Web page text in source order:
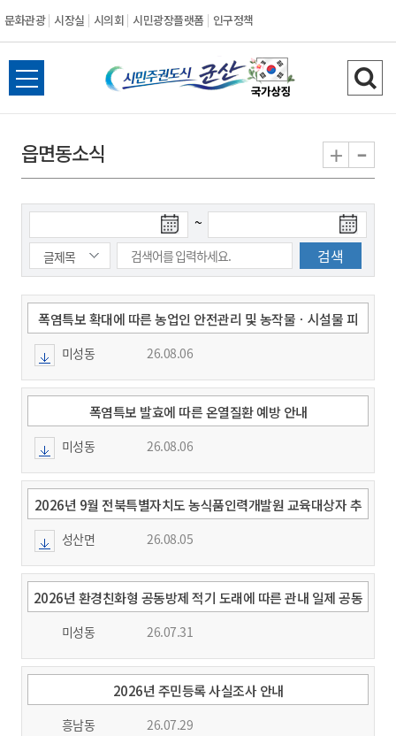
문화관광 시장실 시의회 시민광장플랫폼 인구정책
시
민
권
도
시
군
산
전
체
뉴
열
검
색
기
읍면동소식 + -
색
시
일
~
색
종
일
폭염특보 확대에 따른 농업인 안전관리 및 농작물ㆍ시설물 피
해 예방 안내
미성동 26.08.06
폭염특보 발효에 따른 온열질환 예방 안내
미성동 26.08.06
2026년 9월 전북특별자치도 농식품인력개발원 교육대상자 추
천 요청
성산면 26.08.05
2026년 환경친화형 공동방제 적기 도래에 따른 관내 일제 공동
방제 실시 알림
미성동 26.07.31
2026년 주민등록 사실조사 안내
흥남동 26.07.29